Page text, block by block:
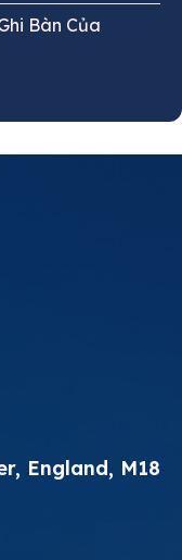
Bàn Của
England, M18